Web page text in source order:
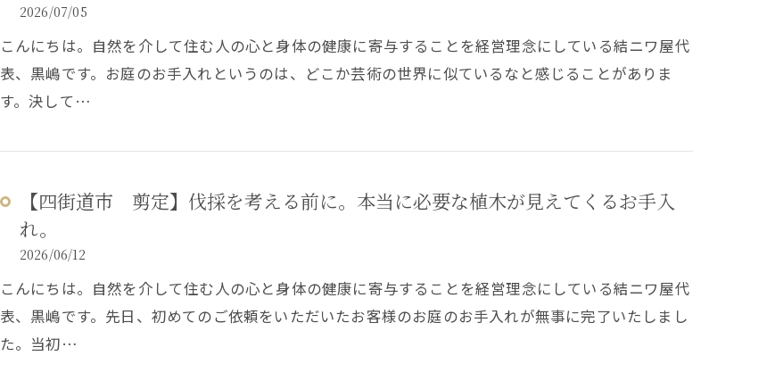
2026/07/05
こんにちは。自然を介して住む人の心と身体の健康に寄与することを経営理念にしている結ニワ屋代
表、黒嶋です。お庭のお手入れというのは、どこか芸術の世界に似ているなと感じることがありま
す。決して…
【四街道市 剪定】伐採を考える前に。本当に必要な植木が見えてくるお手入
れ。
2026/06/12
こんにちは。自然を介して住む人の心と身体の健康に寄与することを経営理念にしている結ニワ屋代
表、黒嶋です。先日、初めてのご依頼をいただいたお客様のお庭のお手入れが無事に完了いたしまし
た。当初…